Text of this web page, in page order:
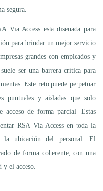
segura.
Via Access está diseñada para
para brindar un mejor servicio
grandes con empleados y
ser una barrera crítica para
Este reto puede perpetuar
puntuales y aisladas que solo
acceso de forma parcial. Estas
RSA Via Access en toda la
la ubicación del personal. El
de forma coherente, con una
el acceso.